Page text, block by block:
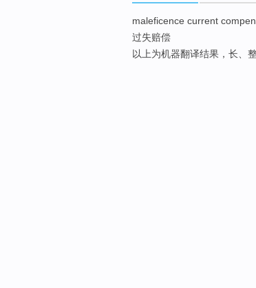
maleficence current
过失赔偿
以上为机器翻译结果，长、